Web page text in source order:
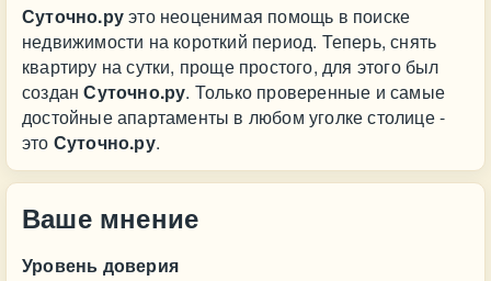
Суточно.руэто неоценимая помощь в поиске
недвижимости на короткий период. Теперь, снять
квартиру на сутки, проще простого, для этого был
созданСуточно.ру. Только проверенные и самые
достойные апартаменты в любом уголке столице -
это Суточно.ру.
Ваше мнение
Уровень доверия